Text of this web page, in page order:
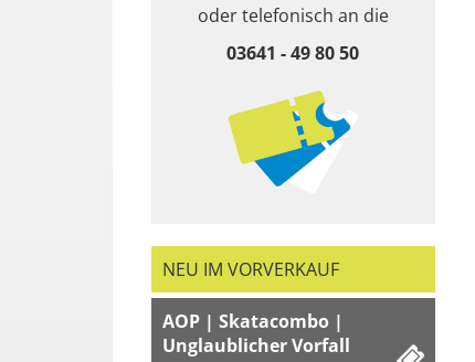
oder telefonisch an die
03641 - 49 80 50
NEU IM VORVERKAUF
AOP | Skatacombo |
Unglaublicher Vorfall